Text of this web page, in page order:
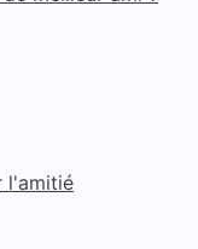
l'amitié